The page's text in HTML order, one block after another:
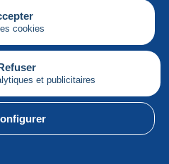
cookies
et publicitaires
Français